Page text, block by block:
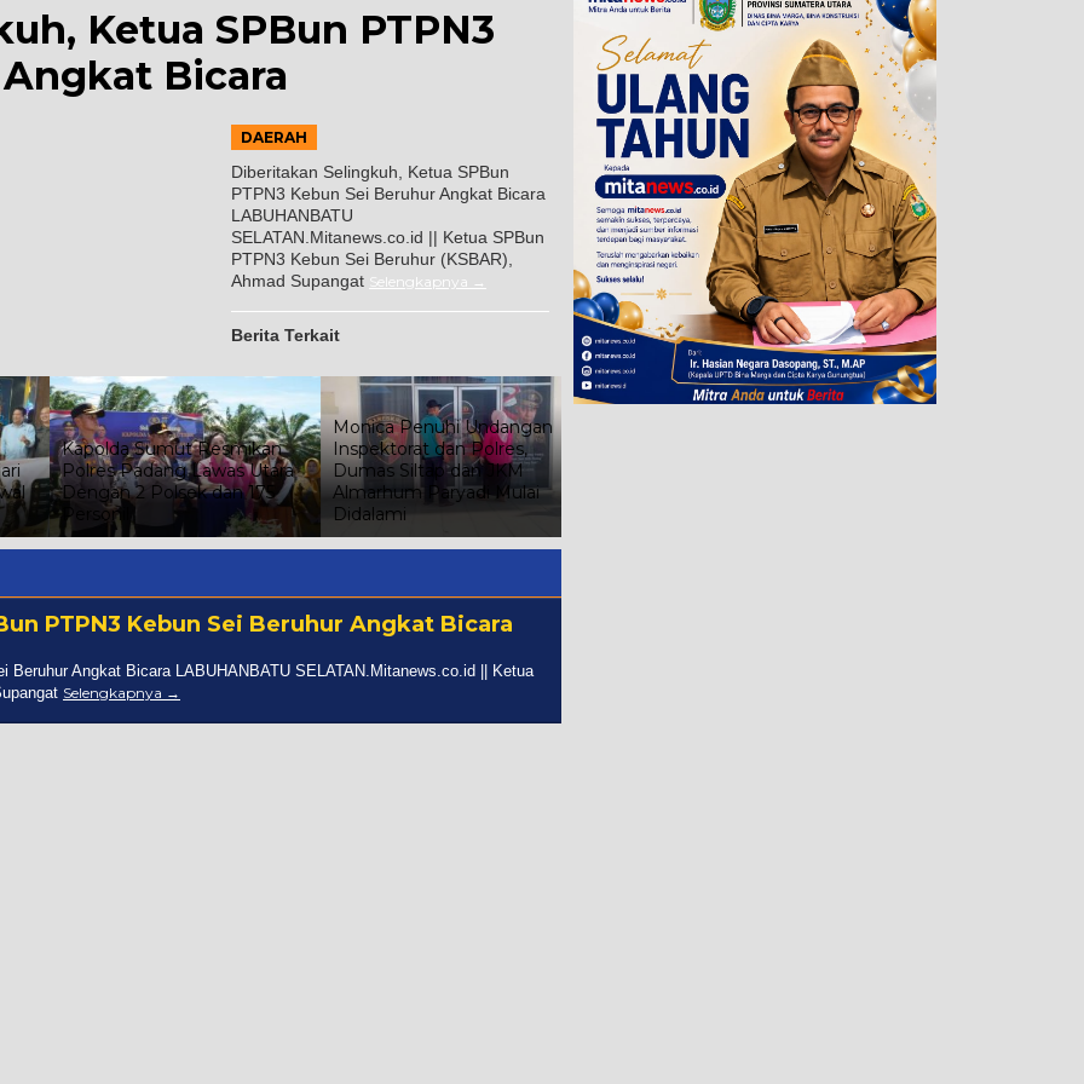
Ketua SPBun PTPN3
Bicara
DAERAH
Diberitakan Selingkuh, Ketua SPBun
PTPN3 Kebun Sei Beruhur Angkat Bicara
LABUHANBATU
SELATAN.Mitanews.co.id || Ketua SPBun
PTPN3 Kebun Sei Beruhur (KSBAR),
Ahmad Supangat Selengkapnya
Berita Terkait
Kapolda Sumut Resmikan
Polres Padang Lawas Utara
Dengan 2 Polsek dan 175
Personil
Monica Penuhi Undangan
Inspektorat dan Polres,
Dumas Siltap dan JKM
Almarhum Paryadi Mulai
Didalami
PTPN3 Kebun Sei Beruhur Angkat Bicara
Beruhur Angkat Bicara LABUHANBATU SELATAN.Mitanews.co.id || Ketua
Selengkapnya